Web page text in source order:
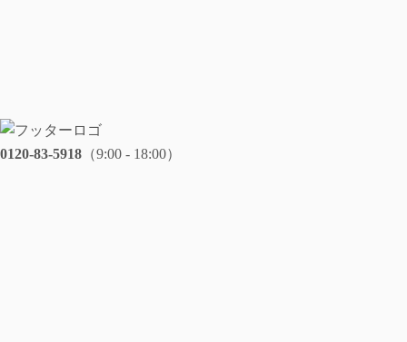
0120-83-5918 （9:00 - 18:00）